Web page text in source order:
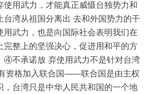
使用武力，才能真正威慑台独势力和
台湾从祖国分离出 去和外国势力的干
武力，也是向国际社会表明我们在
完整上的坚强决心，促进用和平的方
④不承诺放 弃使用武力不是针对台湾
资格加入联合国——联合国是由主权
，台湾只是中华人民共和国的一个地